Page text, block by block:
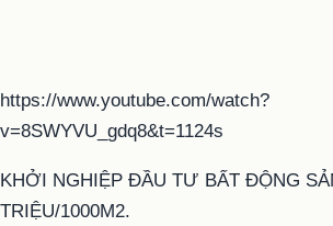
https://www.youtube.com/watch?
v=8SWYVU_gdq8&t=1124s
KHỞI NGHIỆP ĐẦU TƯ BẤT ĐỘNG
TRIỆU/1000M2.